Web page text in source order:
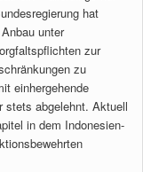
hat
unter
zur
zu
einhergehende
stets abgelehnt. Aktuell
in dem Indonesien-